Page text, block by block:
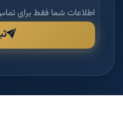
اطلاعات شما فقط برای